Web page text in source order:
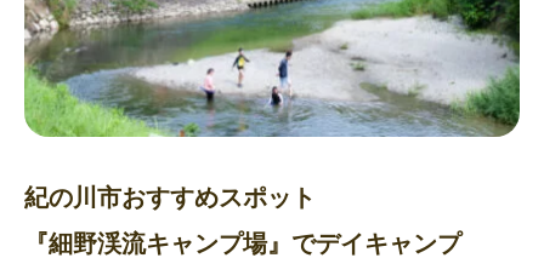
紀の川市おすすめスポット
『細野渓流キャンプ場』でデイキャンプ